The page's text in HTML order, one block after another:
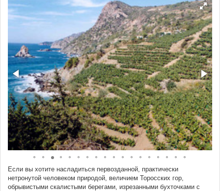
Если вы хотите насладиться первозданной, практически
нетронутой человеком природой, величием Торосских гор,
обрывистыми скалистыми берегами, изрезанными бухточками с